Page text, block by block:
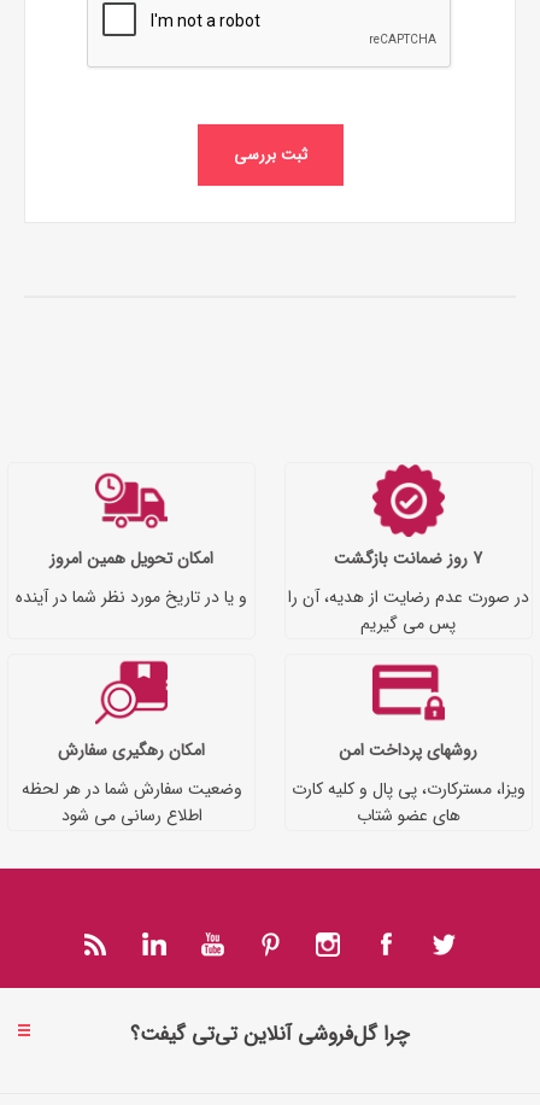
ثبت بررسی
7 روز ضمانت بازگشت
در صورت عدم رضایت از هدیه، آن را
پس می گیریم
امکان تحویل همین امروز
و یا در تاریخ مورد نظر شما در آینده
روشهای پرداخت امن
ویزا، مسترکارت، پی پال و کلیه کارت
های عضو شتاب
امکان رهگیری سفارش
وضعیت سفارش شما در هر لحظه
اطلاع رسانی می شود
چرا گل‌فروشی آنلاین تی‌تی گیفت؟